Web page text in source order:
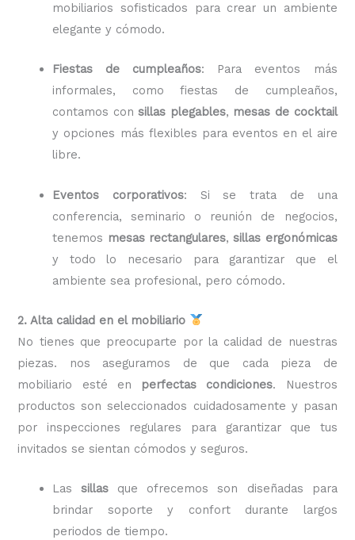
mobiliarios sofisticados para crear un ambiente
elegante y cómodo.
Fiestas de cumpleaños: Para eventos más
informales, como fiestas de cumpleaños,
contamos consillas plegables, mesas de cocktail
y opciones más flexibles para eventos en el aire
libre.
Eventos corporativos: Si se trata de una
conferencia, seminario o reunión de negocios,
tenemos mesas rectangulares,sillas ergonómicas
y todo lo necesario para garantizar que el
ambiente sea profesional, pero cómodo.
2. Alta calidad en el mobiliario
No tienes que preocuparte por la calidad de nuestras
piezas. nos aseguramos de que cada pieza de
mobiliario esté en
perfectas condiciones. Nuestros
productos son seleccionados cuidadosamente y pasan
por inspecciones regulares para garantizar que tus
invitados se sientan cómodos y seguros.
Lassillas que ofrecemos son diseñadas para
brindar soporte y confort durante largos
periodos de tiempo.